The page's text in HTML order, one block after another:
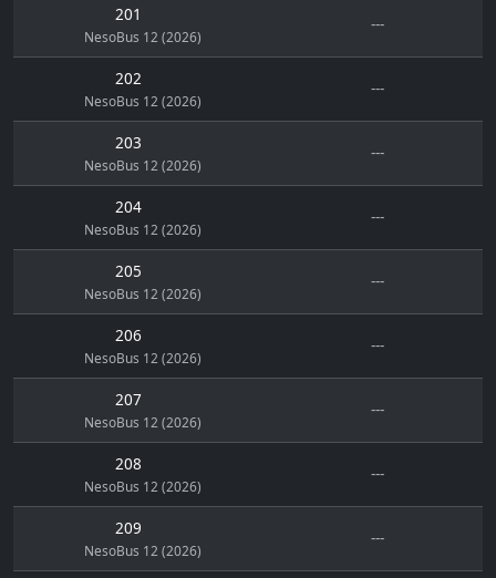
201
NesoBus 12 (2026)
---
202
NesoBus 12 (2026)
---
203
NesoBus 12 (2026)
---
204
NesoBus 12 (2026)
---
205
NesoBus 12 (2026)
---
206
NesoBus 12 (2026)
---
207
NesoBus 12 (2026)
---
208
NesoBus 12 (2026)
---
209
NesoBus 12 (2026)
---